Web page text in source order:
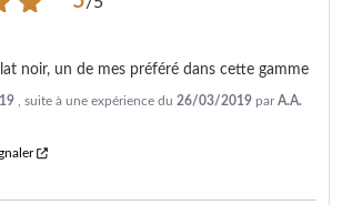
noir, un de mes préféré dans cette gamme
, suite à une expérience du 26/03/2019 parA.A.